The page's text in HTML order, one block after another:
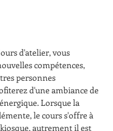
d'atelier, vous
compétences,
personnes
d'une ambiance de
Lorsque la
le cours s'offre à
autrement il est